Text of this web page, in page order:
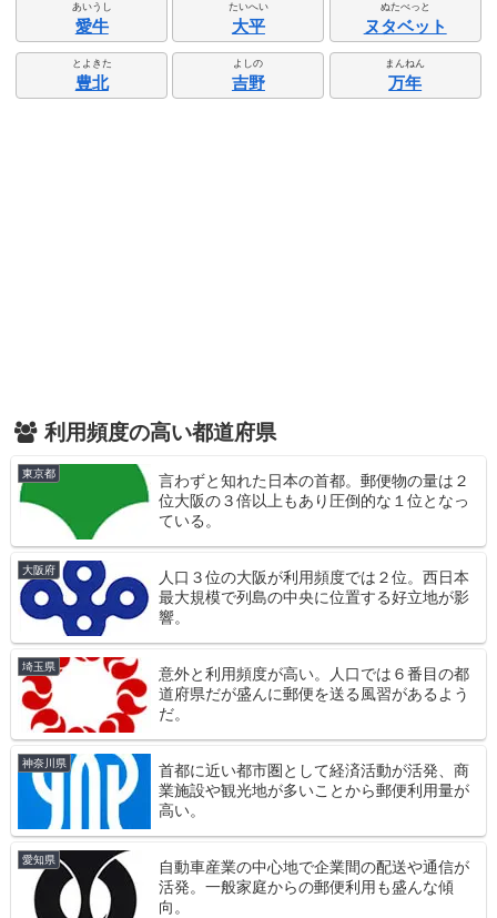
あいうし
愛牛
たいへい
大平
ぬたべっと
ヌタベット
とよきた
豊北
よしの
吉野
まんねん
万年
利用頻度の高い都道府県
東京都
言わずと知れた日本の首都。郵便物の量は２
位大阪の３倍以上もあり圧倒的な１位となっ
ている。
大阪府
人口３位の大阪が利用頻度では２位。西日本
最大規模で列島の中央に位置する好立地が影
響。
埼玉県
意外と利用頻度が高い。人口では６番目の都
道府県だが盛んに郵便を送る風習があるよう
だ。
神奈川県
首都に近い都市圏として経済活動が活発、商
業施設や観光地が多いことから郵便利用量が
高い。
愛知県
自動車産業の中心地で企業間の配送や通信が
活発。一般家庭からの郵便利用も盛んな傾
向。